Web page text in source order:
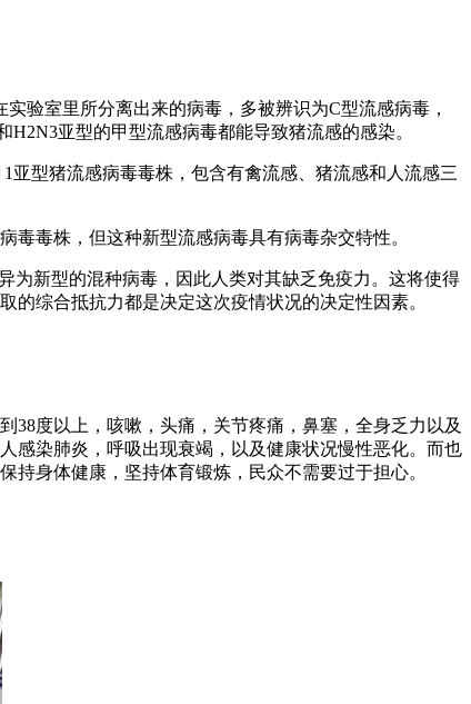
验室里所分离出来的病毒，多被辨识为C型流感病毒，
亚型的甲型流感病毒都能导致猪流感的感染。
型猪流感病毒毒株，包含有禽流感、猪流感和人流感三
毒株，但这种新型流感病毒具有病毒杂交特性。
为新型的混种病毒，因此人类对其缺乏免疫力。这将使得
综合抵抗力都是决定这次疫情状况的决定性因素。
38度以上，咳嗽，头痛，关节疼痛，鼻塞，全身乏力以及
感染肺炎，呼吸出现衰竭，以及健康状况慢性恶化。而也
身体健康，坚持体育锻炼，民众不需要过于担心。